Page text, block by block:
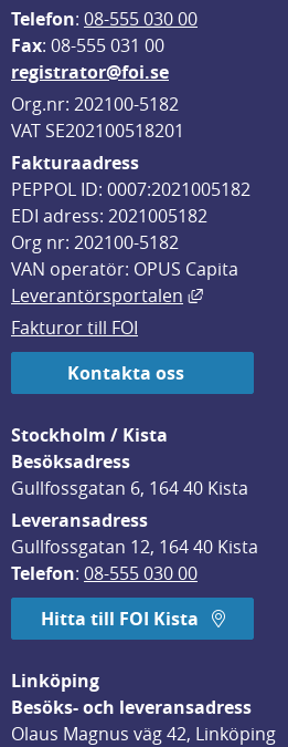
Telefon: 08-555 030 00
Fax: 08-555 031 00
registrator@foi.se
Org.nr: 202100-5182
VAT SE202100518201
Fakturaadress
PEPPOL ID: 0007:2021005182
EDI adress: 2021005182
Org nr: 202100-5182
VAN operatör: OPUS Capita
Leverantörsportalen
Länk till
Fakturor till FOI
Kontakta oss
Stockholm / Kista
Besöksadress
Gullfossgatan 6, 164 40 Kista
Leveransadress
Gullfossgatan 12, 164 40 Kista
Telefon: 08-555 030 00
Hitta till FOI Kista
Linköping
Besöks- och leveransadress
Olaus Magnus väg 42, Linköping